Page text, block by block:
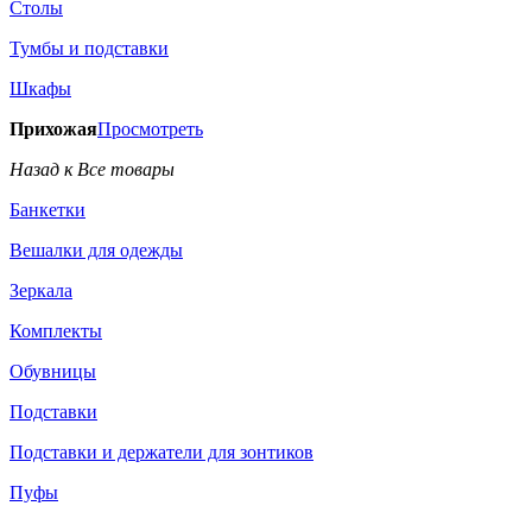
Столы
Тумбы и подставки
Шкафы
ПрихожаяПросмотреть
Назад к Все товары
Банкетки
Вешалки для одежды
Зеркала
Комплекты
Обувницы
Подставки
Подставки и держатели для зонтиков
Пуфы